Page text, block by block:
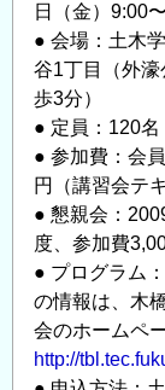
日（金）9:00
● 会場：土木
谷1丁目（外
歩3分）
● 定員：120名
● 参加費：会
円（講習会テ
● 懇親会：
度、参加費
● プログラム
の情報は、木
会のホームペ
http://